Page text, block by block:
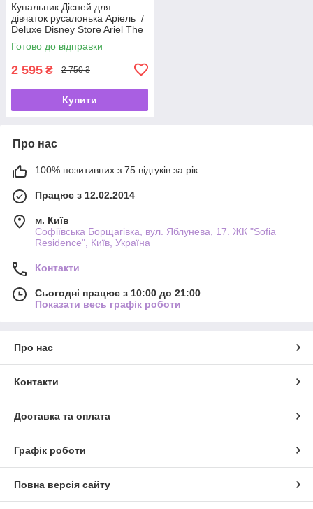
Купальник Дісней для
дівчаток русалонька Аріель /
Deluxe Disney Store Ariel The
Little Mermaid 🧜‍♀️✨
Готово до відправки
2 595 ₴ 2 750 ₴
Купити
Про нас
100% позитивних з 75 відгуків за рік
Працює з 12.02.2014
м. Київ
Софіївська Борщагівка, вул. Яблунева, 17. ЖК "Sofia
Residence", Київ, Україна
Контакти
Сьогодні працює з 10:00 до 21:00
Показати весь графік роботи
Про нас
Контакти
Доставка та оплата
Графік роботи
Повна версія сайту